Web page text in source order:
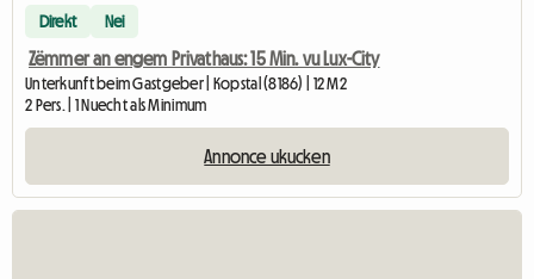
Direkt Nei
Zëmmer an engem Privathaus: 15 Min. vu Lux-City
Unterkunft beim Gastgeber | Kopstal (8186) | 12 M2
2 Pers. | 1 Nuecht als Minimum
Annonce ukucken